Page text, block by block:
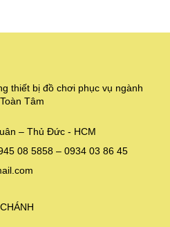
thiết bị đồ chơi phục vụ ngành
Tâm
– Thủ Đức - HCM
08 5858 – 0934 03 86 45